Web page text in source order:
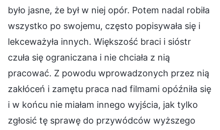
było jasne, że był w niej opór. Potem nadal robiła
wszystko po swojemu, często popisywała się i
lekceważyła innych. Większość braci i sióstr
czuła się ograniczana i nie chciała z nią
pracować. Z powodu wprowadzonych przez nią
zakłóceń i zamętu praca nad filmami opóźniła się
i w końcu nie miałam innego wyjścia, jak tylko
zgłosić tę sprawę do przywódców wyższego